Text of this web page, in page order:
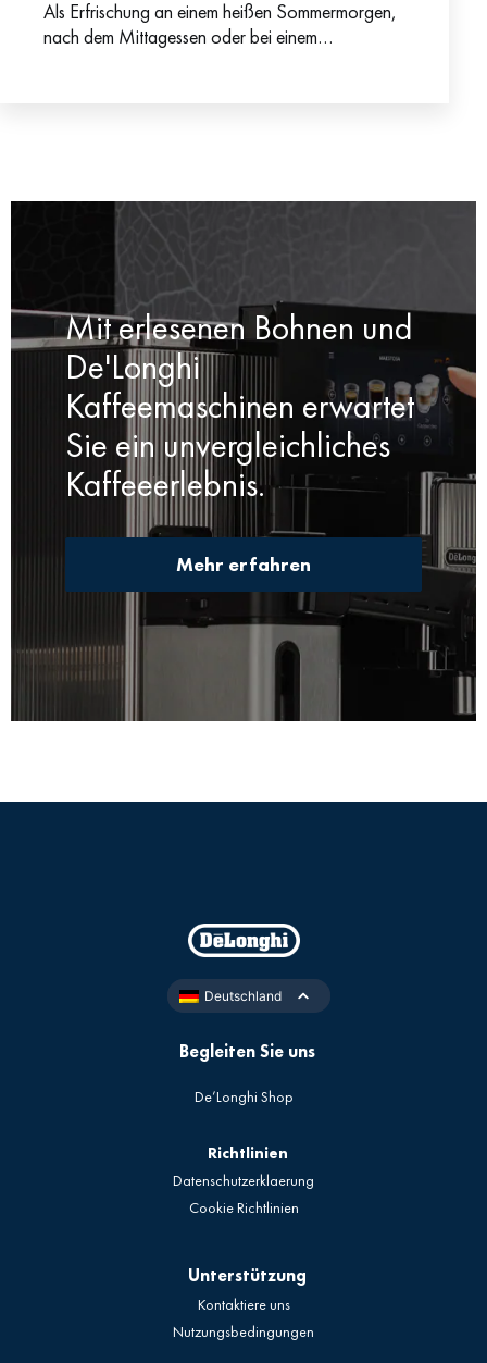
Als Erfrischung an einem heißen Sommermorgen,
nach dem Mittagessen oder bei einem
Mit erlesenen Bohnen und
De'Longhi
Kaffeemaschinen erwartet
Sie ein unvergleichliches
Kaffeeerlebnis.
Mehr erfahren
Deutschland
Begleiten Sie uns
De’Longhi Shop
Richtlinien
Datenschutzerklaerung
Cookie Richtlinien
Unterstützung
Kontaktiere uns
Nutzungsbedingungen